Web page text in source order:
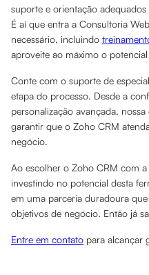
suporte e orientação
É aí que entra a Consultoria
necessário, incluindo
aproveite ao máximo o
Conte com o suporte de
etapa do processo. Desde a
personalização avançada,
garantir que o Zoho CRM
negócio.
Ao escolher o Zoho CRM com a
investindo no potencial desta
em uma parceria duradoura
objetivos de negócio. Então já
Entre em contato para alcançar